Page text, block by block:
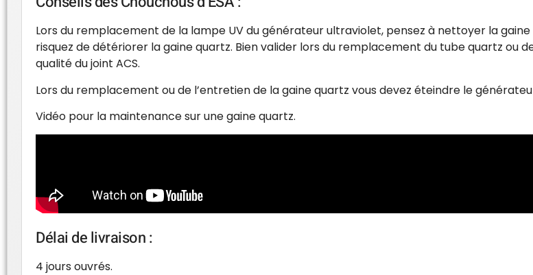
Lors du remplacement de la lampe UV du générateur ultraviolet, pensez à nettoyer la
risquez de détériorer la gaine quartz. Bien valider lors du remplacement du tube quartz ou
qualité du joint ACS.
Lors du remplacement ou de l’entretien de la gaine quartz vous devez éteindre le
Vidéo pour la maintenance sur une gaine quartz.
Délai de livraison :
4 jours ouvrés.